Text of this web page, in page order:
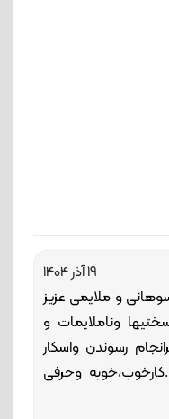
19 آذر 1404
و ملایمی عزیز
وناملایمات و
رسوندن واسکار
وحرفی